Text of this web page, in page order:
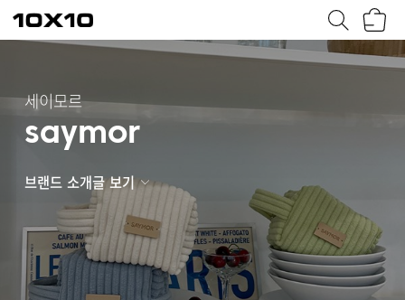
텐
바
세이모르
saymor
브랜드 소개글 보기